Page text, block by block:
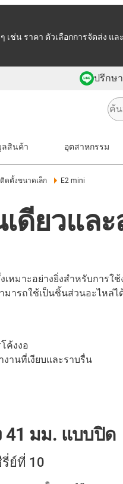
เช่น ราคา ตัวเลือกการจัดส่ง แล
ปรึกษ
สินค้า อุตสาหกรรม
ดตั้งขนาดเล็ก E2 mini
ดียวแล
หมาะอย่างยิ่งสำหรับการ
ารถใช้เป็นชิ้นส่วนอะไหล่ไ
ค้งงอ
านที่เงียบและราบรื่น
41 มม. แบบปิด
ย์ที่ 10